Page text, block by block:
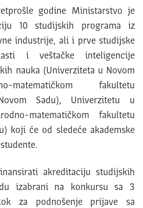
godine Ministarstvo je
10 studijskih programa iz
industrije, ali i prve studijske
i veštačke inteligencije
nauka (Univerziteta u Novom
matematičkom fakultetu
Sadu), Univerzitetu u
matematičkom fakultetu
koji će od sledeće akademske
akreditaciju studijskih
izabrani na konkursu sa 3
za podnošenje prijave sa